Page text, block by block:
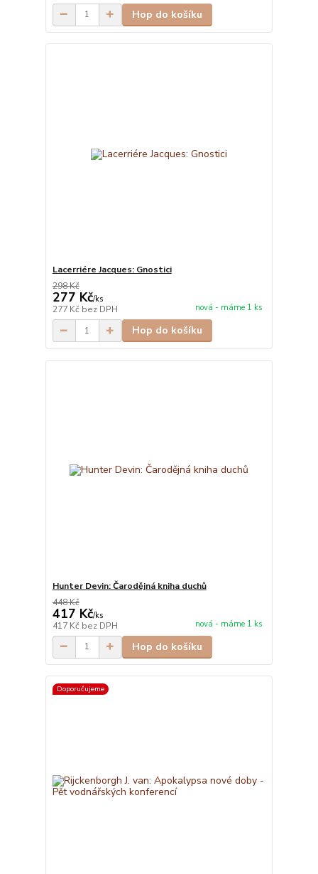
Hop do košíku
Lacerriére Jacques: Gnostici
298 Kč
277 Kč/ks
277 Kč bez DPH nová - máme 1 ks
Hop do košíku
Hunter Devin: Čarodějná kniha duchů
448 Kč
417 Kč/ks
417 Kč bez DPH nová - máme 1 ks
Hop do košíku
Doporučujeme